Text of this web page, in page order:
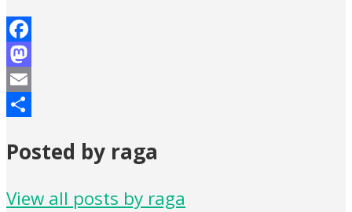
Facebook
Mastodon
Email
Posted by raga
View all posts by raga